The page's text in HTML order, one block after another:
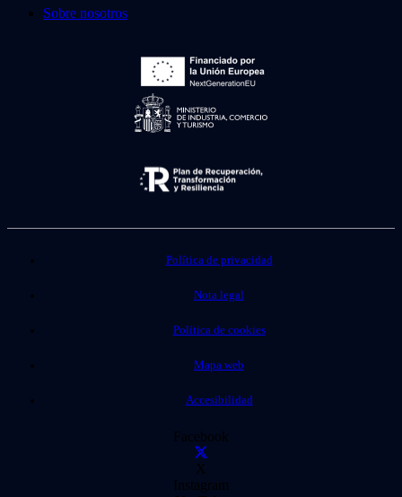
Sobre nosotros
Política de privacidad
Nota legal
Política de cookies
Mapa web
Accesibilidad
Facebook
X
Instagram